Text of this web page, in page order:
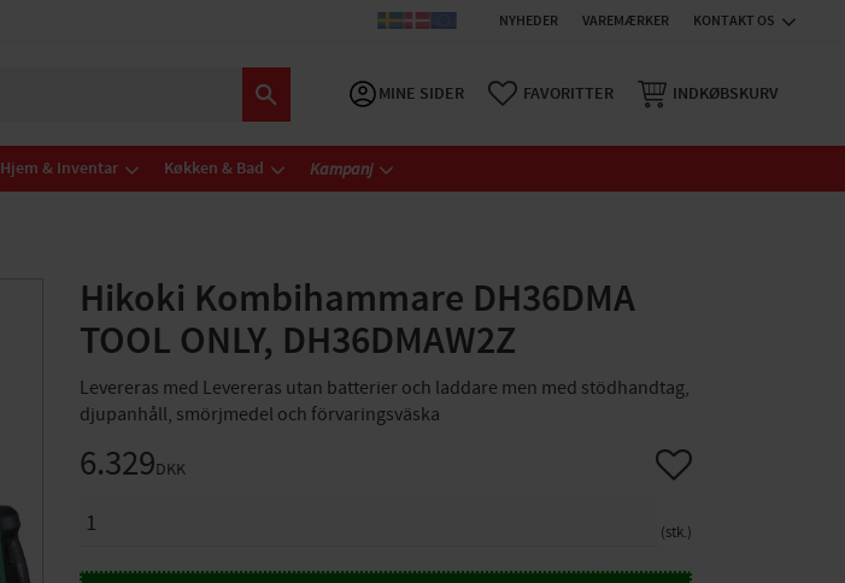
NYHEDER VAREMÆRKER KONTAKT OS
MINE SIDER FAVORITTER INDKØBSKURV
Hjem & Inventar Køkken & Bad Kampanj
Hikoki Kombihammare DH36DMA
TOOL ONLY, DH36DMAW2Z
Levereras med Levereras utan batterier och laddare men med stödhandtag,
djupanhåll, smörjmedel och förvaringsväska
6.329DKK
stk.
Gem som favorit